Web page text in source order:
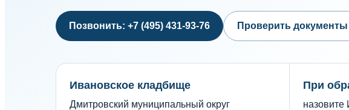
Позвонить: +7 (495) 431-93-76 Проверить документы
Ивановское кладбище
Дмитровский муниципальный округ
При
назовите